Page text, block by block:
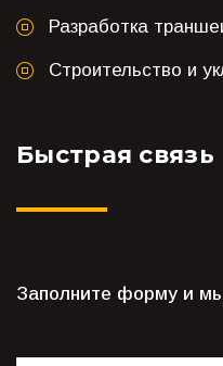
Разработка
Строительство и
Быстрая связь
Заполните форму и